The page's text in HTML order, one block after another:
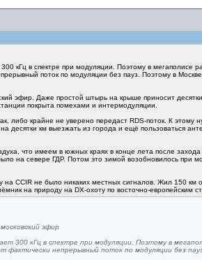
кГц в спектре при модуляции. Поэтому в мегаполисе
поток по модуляции без пауз. Поэтому в
эфир. Даже простой штырь на крыше приносит
покрыта помехами и интермодуляции.
либо крайне не уверено передаст RDS-поток. К этому
десятки км выезжать из города и ещё пользоваться
что имеем в южных краях в конце лета после
на севере ГДР. Потом это зимой возобновилось при
CCIR не было никаких местных сигналов. Жил 150 км
на природу на DX-охоту по восточно-европейским
эфир
300 кГц в спектре при модуляции. Поэтому в
непрерывный поток по модуляции без